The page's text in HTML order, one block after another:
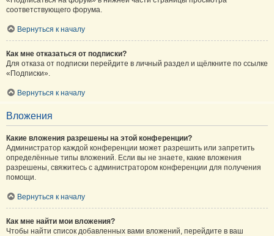
соответствующего форума.
Вернуться к началу
Как мне отказаться от подписки?
Для отказа от подписки перейдите в личный раздел и щёлкните по ссылке
«Подписки».
Вернуться к началу
Вложения
Какие вложения разрешены на этой конференции?
Администратор каждой конференции может разрешить или запретить
определённые типы вложений. Если вы не знаете, какие вложения
разрешены, свяжитесь с администратором конференции для получения
помощи.
Вернуться к началу
Как мне найти мои вложения?
Чтобы найти список добавленных вами вложений, перейдите в ваш